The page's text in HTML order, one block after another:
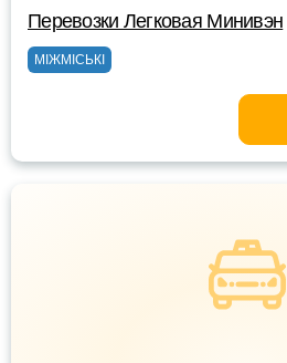
Перевозки Легковая Минивэн
МІЖМІСЬКІ